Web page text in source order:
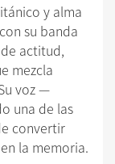
y alma
su banda
actitud,
mezcla
voz —
una de las
convertir
la memoria.